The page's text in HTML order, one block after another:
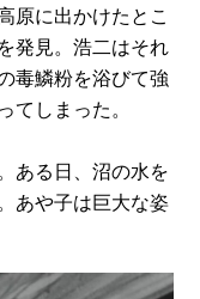
原に出かけたとこ
発見。浩二はそれ
毒鱗粉を浴びて強
しまった。
ある日、沼の水を
あや子は巨大な姿